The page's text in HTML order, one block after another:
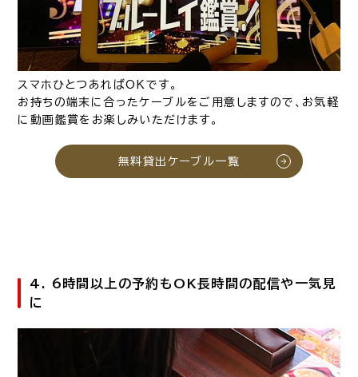
スマホひとつあればOKです。
お持ちの端末に合ったケーブルをご用意しますので、お気軽
に動画鑑賞をお楽しみいただけます。
無料貸出ケーブル一覧
4. 6時間以上の予約もOK長時間の配信や一気見
に